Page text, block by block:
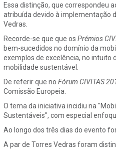
Essa distinção, que correspondeu
atribuída devido à implementação
Vedras.
Recorde-se que que os Prémios
bem-sucedidos no domínio da
exemplos de excelência, no intuito
mobilidade sustentável.
De referir que no Fórum CIVITAS
Comissão Europeia.
O tema da iniciativa incidiu na
Sustentáveis", com especial
Ao longo dos três dias do evento
A par de Torres Vedras foram